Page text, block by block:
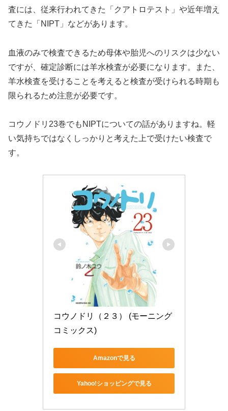
査には、従来行われてきた「クアトロテスト」や近年増え
てきた「NIPT」などがあります。
血液のみで検査できるため母体や胎児へのリスクは少ない
ですが、確定診断には羊水検査が必要になります。また、
羊水検査を受けることを考えると検査が受けられる時期も
限られるため注意が必要です。
コウノドリ23巻でもNIPTについての話がありますね。軽
い気持ちではなくしっかりと考えた上で受けたい検査で
す。
コウノドリ（２３） (モーニング
コミックス)
Amazonで見る
Yahoo!ショッピングで見る